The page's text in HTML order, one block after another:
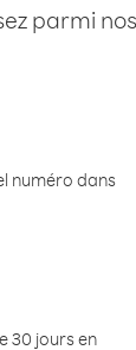
parmi
numéro dans
30 jours en